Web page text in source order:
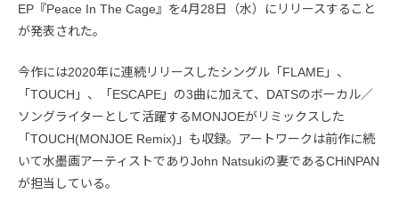
EP『Peace In The Cage』を4月28日（水）にリリースすること
が発表された。
今作には2020年に連続リリースしたシングル「FLAME」、
「TOUCH」、「ESCAPE」の3曲に加えて、DATSのボーカル／
ソングライターとして活躍するMONJOEがリミックスした
「TOUCH(MONJOE Remix)」も収録。アートワークは前作に続
いて水墨画アーティストでありJohn Natsukiの妻であるCHiNPAN
が担当している。